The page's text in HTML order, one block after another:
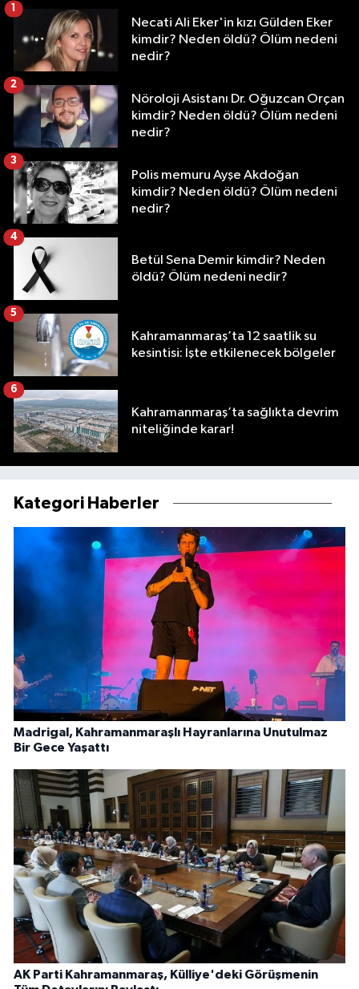
Necati Ali Eker'in kızı Gülden Eker
kimdir? Neden öldü? Ölüm nedeni
nedir?
1
Nöroloji Asistanı Dr. Oğuzcan Orçan
kimdir? Neden öldü? Ölüm nedeni
nedir?
2
Polis memuru Ayşe Akdoğan
kimdir? Neden öldü? Ölüm nedeni
nedir?
3
Betül Sena Demir kimdir? Neden
öldü? Ölüm nedeni nedir?
4
Kahramanmaraş’ta 12 saatlik su
kesintisi: İşte etkilenecek bölgeler
5
Kahramanmaraş’ta sağlıkta devrim
niteliğinde karar!
6
Kategori Haberler
Madrigal, Kahramanmaraşlı Hayranlarına Unutulmaz
Bir Gece Yaşattı
AK Parti Kahramanmaraş, Külliye'deki Görüşmenin